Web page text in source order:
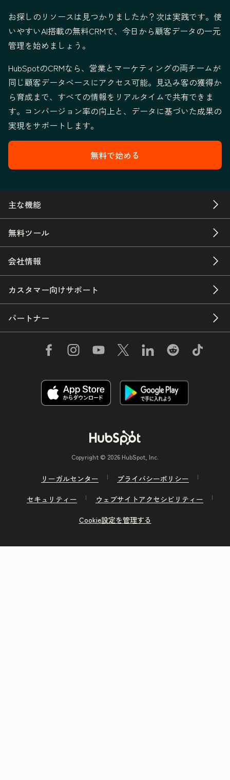
お探しのリソースは見つかりましたか？次は実践です。使
いやすいAI搭載の無料CRMで、今日から顧客データの一元
管理を始めましょう。
HubSpotのCRMなら、営業とマーケティングの両チームが
同じ顧客データベースにアクセス可能。見込み客の獲得か
ら育成まで、すべての情報をリアルタイムで共有できま
す。コンバージョン率の向上と、データに基づいた成果の
実現をサポートします。
無料で始める
主な機能
無料ツール
会社情報
カスタマー向けサポート
パートナー
Copyright © 2026 HubSpot, Inc.
リーガルセンター
プライバシーポリシー
セキュリティー
ウェブサイトアクセシビリティー
Cookie設定を管理する